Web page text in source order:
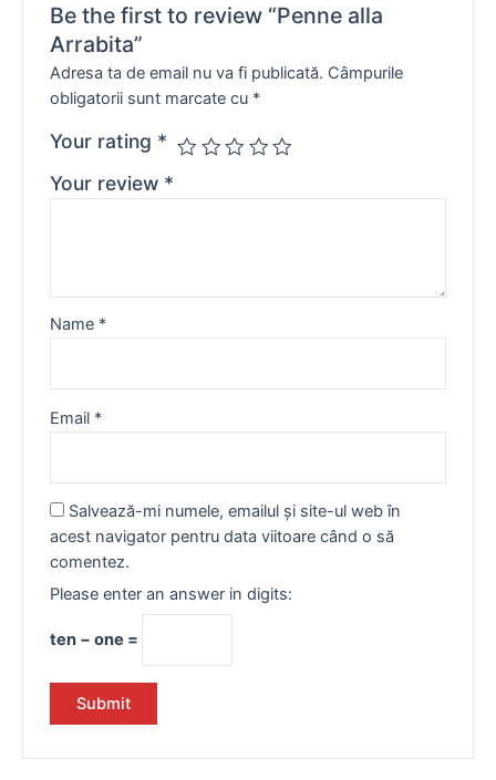
Be the first to review “Penne alla
Arrabita”
Adresa ta de email nu va fi publicată. Câmpurile
obligatorii sunt marcate cu *
Your rating *
Your review *
Name *
Email *
Salvează-mi numele, emailul și site-ul web în
acest navigator pentru data viitoare când o să
comentez.
Please enter an answer in digits:
ten − one =